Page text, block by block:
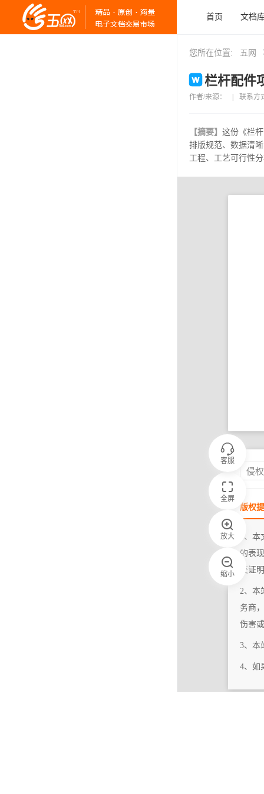
首页 文档
您所在位置: 五网
栏杆配件
作者/来源： 联系方
【摘要】 这份《栏
排版规范、数据清
工程、工艺可行性
客服
全屏
放大
缩小
侵
版权
1、
的表
交证
2、本
务商
伤害
3、本
4、如